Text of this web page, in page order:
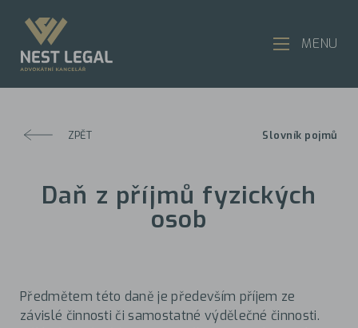
ZPĚT Slovník pojmů
Daň z příjmů fyzických
osob
Předmětem této daně je především příjem ze
závislé činnosti či samostatné výdělečné činnosti.
MENU